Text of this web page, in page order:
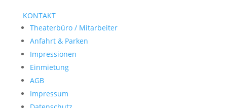
KONTAKT
Theaterbüro / Mitarbeiter
Anfahrt & Parken
Impressionen
Einmietung
AGB
Impressum